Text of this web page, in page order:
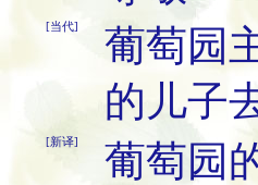
[当代]
葡萄园
的儿子
[新译]
葡萄园